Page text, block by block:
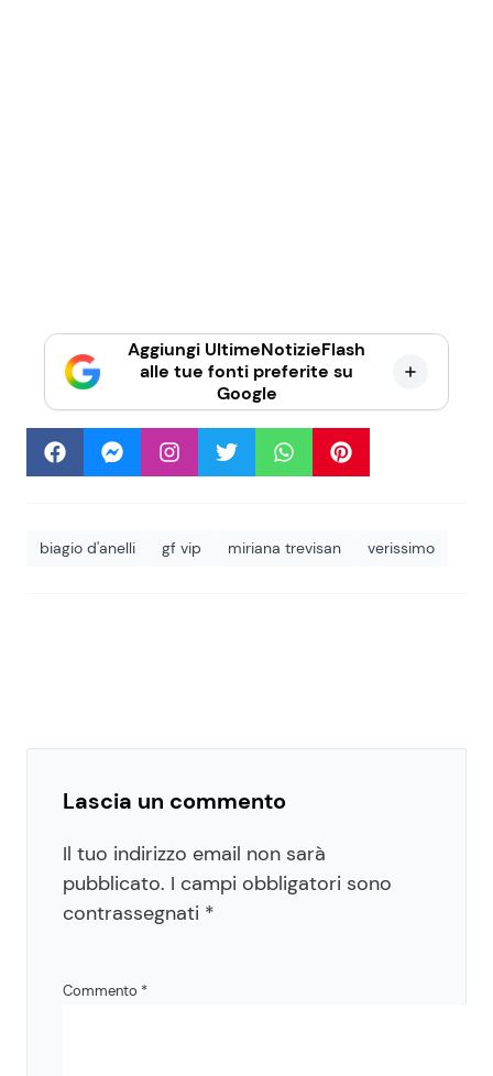
Aggiungi UltimeNotizieFlash
alle tue fonti preferite su
Google
biagio d'anelli gf vip miriana trevisan verissimo
Lascia un commento
Il tuo indirizzo email non sarà
pubblicato. I campi obbligatori sono
contrassegnati *
Commento *